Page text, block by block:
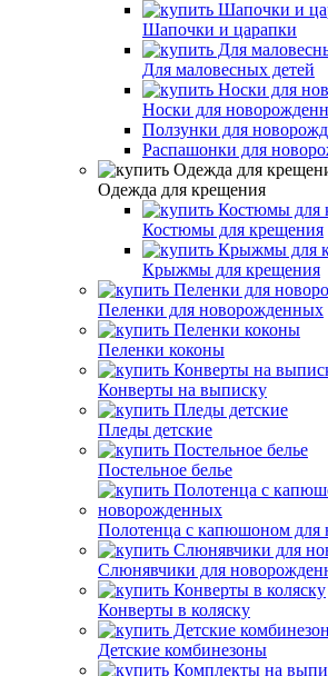
Шапочки и царапки
Для маловесных детей
Носки для
Ползунки для
Распашонки для
Одежда для крещения
Костюмы для крещения
Крыжмы для крещения
Пеленки для новорожденных
Пеленки коконы
Конверты на выписку
Пледы детские
Постельное белье
Полотенца с капюшоном для
Слюнявчики для
Конверты в коляску
Детские комбинезоны